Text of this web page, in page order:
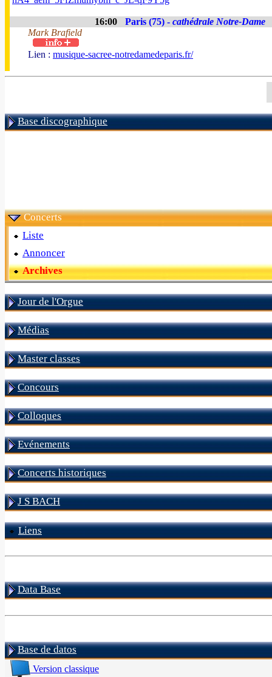
16:00 Paris (75) - cathédrale Notre-Dame
Mark Brafield
Lien : musique-sacree-notredamedeparis.fr/
Base discographique
Concerts
Liste
Annoncer
Archives
Jour de l'Orgue
Médias
Master classes
Concours
Colloques
Evénements
Concerts historiques
J S BACH
Liens
Data Base
Base de datos
Version classique